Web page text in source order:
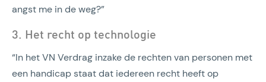
angst me in de weg?”
3. Het recht op technologie
“In het VN Verdrag inzake de rechten van personen met
een handicap staat dat iedereen recht heeft op